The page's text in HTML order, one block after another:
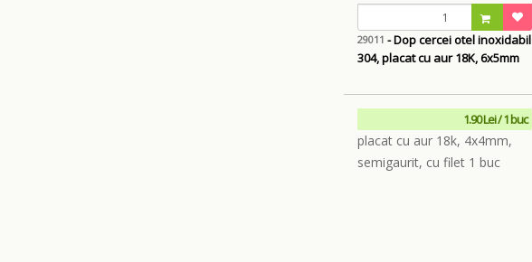
29011 - Dop cercei otel inoxidabil
304, placat cu aur 18K, 6x5mm
1.90 Lei / 1 buc